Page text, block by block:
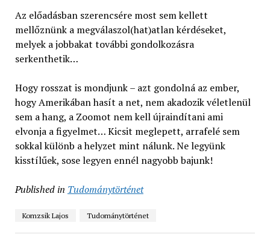
Az előadásban szerencsére most sem kellett
mellőznünk a megválaszol(hat)atlan kérdéseket,
melyek a jobbakat további gondolkozásra
serkenthetik…
Hogy rosszat is mondjunk – azt gondolná az ember,
hogy Amerikában hasít a net, nem akadozik véletlenül
sem a hang, a Zoomot nem kell újraindítani ami
elvonja a figyelmet… Kicsit meglepett, arrafelé sem
sokkal különb a helyzet mint nálunk. Ne legyünk
kisstílűek, sose legyen ennél nagyobb bajunk!
Published in Tudománytörténet
Komzsik Lajos Tudománytörténet